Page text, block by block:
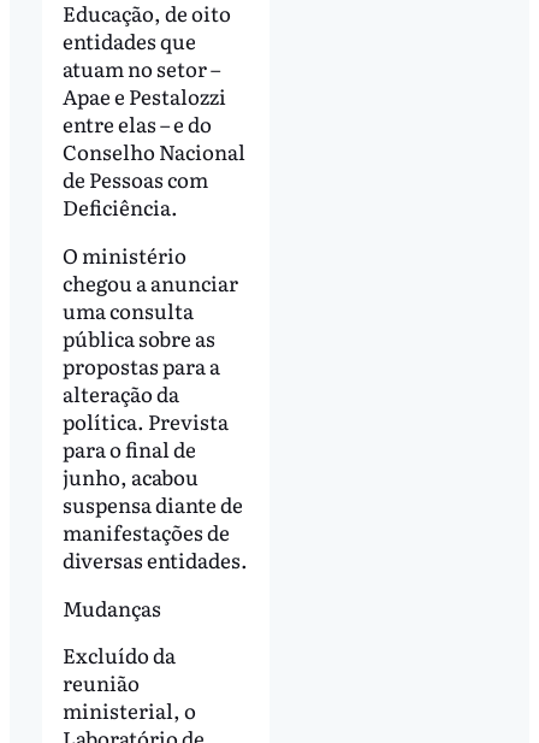
Educação, de oito
entidades que
atuam no setor –
Apae e Pestalozzi
entre elas – e do
Conselho Nacional
de Pessoas com
Deficiência.
O ministério
chegou a anunciar
uma consulta
pública sobre as
propostas para a
alteração da
política. Prevista
para o final de
junho, acabou
suspensa diante de
manifestações de
diversas entidades.
Mudanças
Excluído da
reunião
ministerial, o